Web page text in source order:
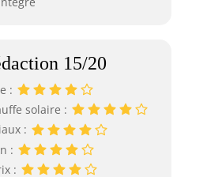
15/20
:
solaire :
:
:
: